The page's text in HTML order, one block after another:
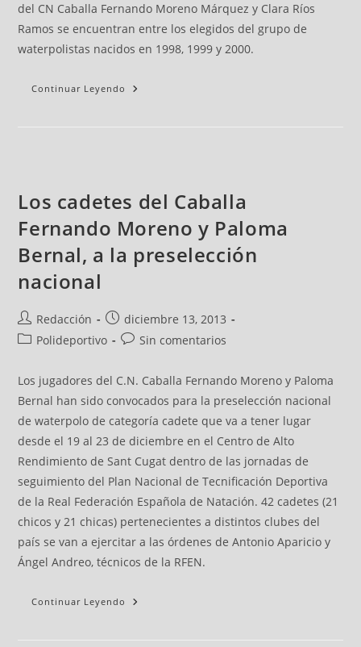
del CN Caballa Fernando Moreno Márquez y Clara Ríos
Ramos se encuentran entre los elegidos del grupo de
waterpolistas nacidos en 1998, 1999 y 2000.
Continuar Leyendo
Los cadetes del Caballa
Fernando Moreno y Paloma
Bernal, a la preselección
nacional
Redacción
diciembre 13, 2013
Polideportivo
Sin comentarios
Los jugadores del C.N. Caballa Fernando Moreno y Paloma
Bernal han sido convocados para la preselección nacional
de waterpolo de categoría cadete que va a tener lugar
desde el 19 al 23 de diciembre en el Centro de Alto
Rendimiento de Sant Cugat dentro de las jornadas de
seguimiento del Plan Nacional de Tecnificación Deportiva
de la Real Federación Española de Natación. 42 cadetes (21
chicos y 21 chicas) pertenecientes a distintos clubes del
país se van a ejercitar a las órdenes de Antonio Aparicio y
Ángel Andreo, técnicos de la RFEN.
Continuar Leyendo